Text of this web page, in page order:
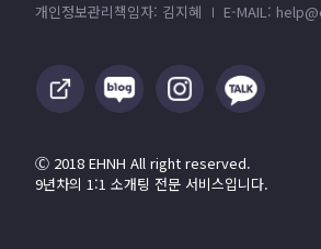
개인정보관리책임자: 김지혜
E-MAIL:
Ⓒ 2018 EHNH All right reserved.
9년차의 1:1 소개팅 전문 서비스입니다.